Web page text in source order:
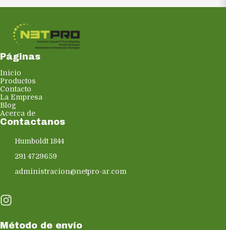
Páginas
Inicio
Productos
Contacto
La Empresa
Blog
Acerca de
Contactanos
Humboldt 1844
291 4729659
administracion@netpro-ar.com
Método de envío